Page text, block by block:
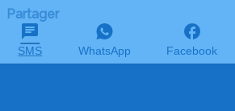
Partager
SMS WhatsApp Facebook